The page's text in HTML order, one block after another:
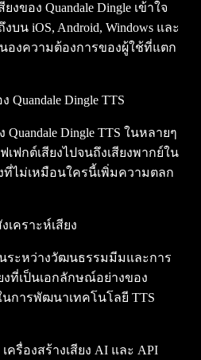
งของ Quandale Dingle เข้าใจ
น iOS, Android, Windows และ
องความต้องการของผู้ใช้ที่แตก
Dingle TTS
Dingle TTS ในหลายๆ
ฟกต์เสียงไปจนถึงเสียงพากย์ใน
ที่ไม่เหมือนใครนี้เพิ่มความตลก
คราะห์เสียง
ระหว่างวัฒนธรรมมีมและการ
งที่เป็นเอกลักษณ์อย่างของ
นการพัฒนาเทคโนโลยี TTS
ครื่องสร้างเสียง AI และ API